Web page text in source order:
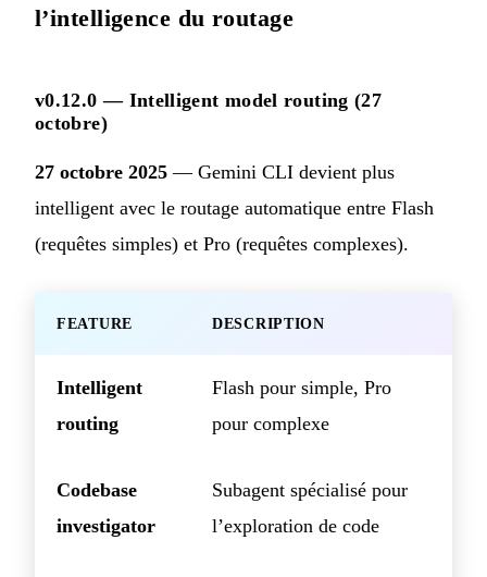
l’intelligence du routage
v0.12.0 — Intelligent model routing (27
octobre)
27 octobre 2025 — Gemini CLI devient plus
intelligent avec le routage automatique entre Flash
(requêtes simples) et Pro (requêtes complexes).
FEATURE DESCRIPTION
Intelligent
routing
Flash pour simple, Pro
pour complexe
Codebase
investigator
Subagent spécialisé pour
l’exploration de code